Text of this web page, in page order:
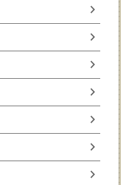
chevron_right
chevron_right
chevron_right
chevron_right
chevron_right
chevron_right
chevron_right